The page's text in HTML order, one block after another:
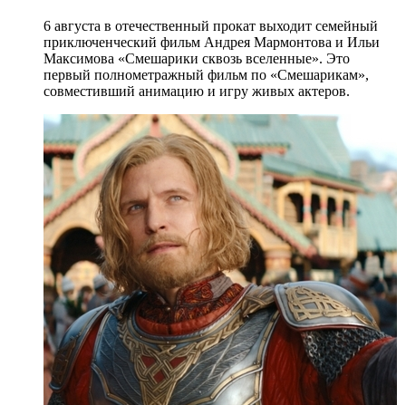
6 августа в отечественный прокат выходит семейный
приключенческий фильм Андрея Мармонтова и Ильи
Максимова «Смешарики сквозь вселенные». Это
первый полнометражный фильм по «Смешарикам»,
совместивший анимацию и игру живых актеров.